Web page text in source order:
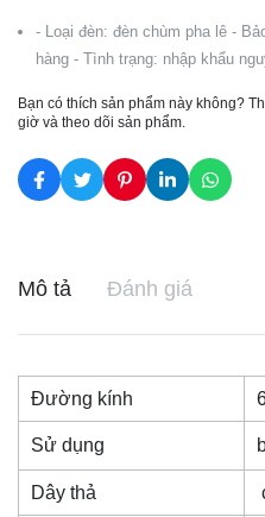
- Loại đèn: đèn chùm pha lê -
hàng - Tình trạng: nhập khẩu
Bạn có thích sản phẩm này không?
giờ và theo dõi sản phẩm.
Mô tả Đánh giá
Đường kính
Sử dụng
Dây thả